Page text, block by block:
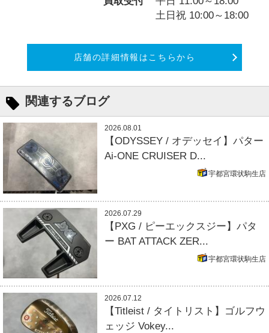
土日祝 10:00～18:00
店舗の詳細情報はこちらから
関連するブログ
2026.08.01
【ODYSSEY / オデッセイ】パター
Ai-ONE CRUISER D...
宇都宮環状駒生店
2026.07.29
【PXG / ピーエックスジー】パタ
ー BAT ATTACK ZER...
宇都宮環状駒生店
2026.07.12
【Titleist / タイトリスト】ゴルフウ
ェッジ Vokey...